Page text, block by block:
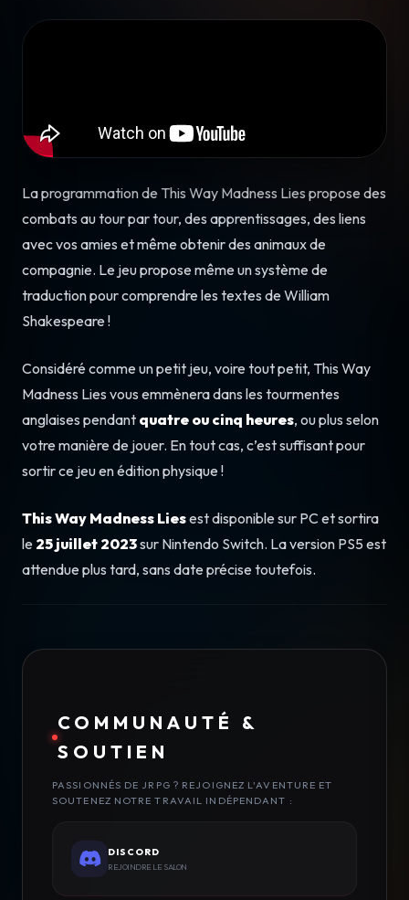
La programmation de This Way Madness Lies propose des
combats au tour par tour, des apprentissages, des liens
avec vos amies et même obtenir des animaux de
compagnie. Le jeu propose même un système de
traduction pour comprendre les textes de William
Shakespeare !
Considéré comme un petit jeu, voire tout petit, This Way
Madness Lies vous emmènera dans les tourmentes
anglaises pendant quatre ou cinq heures, ou plus selon
votre manière de jouer. En tout cas, c’est suffisant pour
sortir ce jeu en édition physique !
This Way Madness Liesest disponible sur PC et sortira
le 25 juillet 2023sur Nintendo Switch. La version PS5 est
attendue plus tard, sans date précise toutefois.
COMMUNAUTÉ &
SOUTIEN
PASSIONNÉS DE JRPG ? REJOIGNEZ L'AVENTURE ET
SOUTENEZ NOTRE TRAVAIL INDÉPENDANT :
DISCORD
REJOINDRE LE SALON